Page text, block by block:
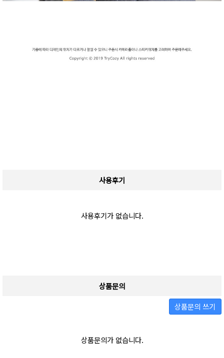
사용후기
사용후기가 없습니다.
상품문의
상품문의 쓰기
상품문의가 없습니다.